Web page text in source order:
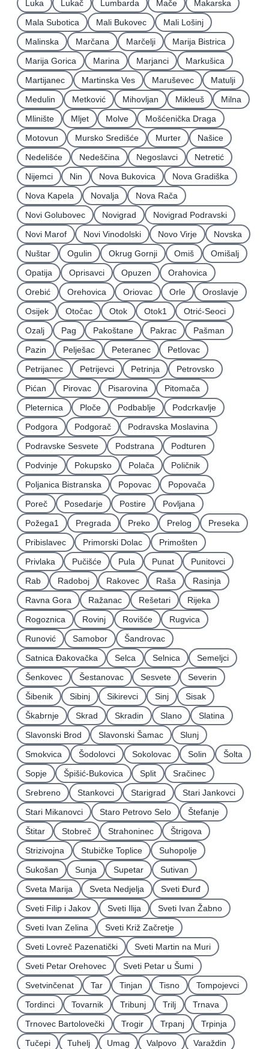
Luka Lukač Lumbarda Mače
Makarska
Mala Subotica
Mali Bukovec
Mali Lošinj
Malinska
Marčana Marčelji
Marija Bistrica
Marija Gorica
Marina Marjanci
Markušica
Martijanec
Martinska Ves Maruševec
Matulji
Medulin
Metković Mihovljan Mikleuš
Milna
Mlinište
Mljet Molve
Mošćenička Draga
Motovun
Mursko Središće Murter
Našice
Nedelišće
Nedeščina Negoslavci
Netretić
Nijemci
Nin Nova Bukovica
Nova Gradiška
Nova Kapela
Novalja
Nova Rača
Novi Golubovec
Novigrad
Novigrad Podravski
Novi Marof
Novi Vinodolski Novo Virje
Novska
Nuštar
Ogulin Okrug Gornji Omiš
Omišalj
Opatija
Oprisavci Opuzen
Orahovica
Orebić
Orehovica Oriovac Orle
Oroslavje
Osijek
Otočac Otok Otok1
Otrić-Seoci
Ozalj
Pag Pakoštane Pakrac
Pašman
Pazin
Pelješac Peteranec
Petlovac
Petrijanec
Petrijevci Petrinja
Petrovsko
Pićan
Pirovac Pisarovina
Pitomača
Pleternica
Ploče Podbablje
Podcrkavlje
Podgora
Podgorač
Podravska Moslavina
Podravske Sesvete
Podstrana
Podturen
Podvinje
Pokupsko Polača
Poličnik
Poljanica Bistranska
Popovac
Popovača
Poreč
Posedarje Postire
Povljana
Požega1
Pregrada Preko Prelog
Preseka
Pribislavec
Primorski Dolac
Primošten
Privlaka
Pučišće Pula Punat
Punitovci
Rab
Radoboj Rakovec Raša
Rasinja
Ravna Gora
Ražanac Rešetari
Rijeka
Rogoznica
Rovinj Rovišće
Rugvica
Runović
Samobor
Šandrovac
Satnica Ðakovačka
Selca Selnica
Semeljci
Šenkovec
Šestanovac Sesvete
Severin
Šibenik
Sibinj Sikirevci Sinj
Sisak
Škabrnje
Skrad Skradin Slano
Slatina
Slavonski Brod
Slavonski Šamac
Slunj
Smokvica
Šodolovci Sokolovac Solin
Šolta
Sopje
Špišić-Bukovica Split
Sračinec
Srebreno
Stankovci Starigrad
Stari Jankovci
Stari Mikanovci
Staro Petrovo Selo
Štefanje
Štitar
Stobreč Strahoninec
Štrigova
Strizivojna
Stubičke Toplice
Suhopolje
Sukošan
Sunja Supetar
Sutivan
Sveta Marija
Sveta Nedjelja
Sveti Ðurđ
Sveti Filip i Jakov
Sveti Ilija
Sveti Ivan Žabno
Sveti Ivan Zelina
Sveti Križ Začretje
Sveti Lovreč Pazenatički
Sveti Martin na Muri
Sveti Petar Orehovec
Sveti Petar u Šumi
Svetvinčenat
Tar Tinjan Tisno
Tompojevci
Tordinci
Tovarnik Tribunj Trilj
Trnava
Trnovec Bartolovečki
Trogir Trpanj
Trpinja
Tučepi
Tuhelj Umag Valpovo
Varaždin